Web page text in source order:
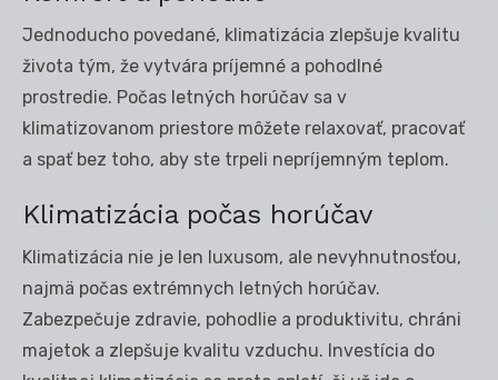
Jednoducho povedané, klimatizácia zlepšuje kvalitu
života tým, že vytvára príjemné a pohodlné
prostredie. Počas letných horúčav sa v
klimatizovanom priestore môžete relaxovať, pracovať
a spať bez toho, aby ste trpeli nepríjemným teplom.
Klimatizácia počas horúčav
Klimatizácia nie je len luxusom, ale nevyhnutnosťou,
najmä počas extrémnych letných horúčav.
Zabezpečuje zdravie, pohodlie a produktivitu, chráni
majetok a zlepšuje kvalitu vzduchu. Investícia do